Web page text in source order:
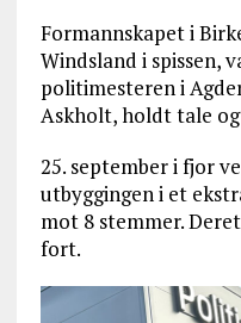
Formannskapet i
Windsland i spissen,
politimesteren i
Askholt, holdt tale
25. september i fjor
utbyggingen i et
mot 8 stemmer.
fort.